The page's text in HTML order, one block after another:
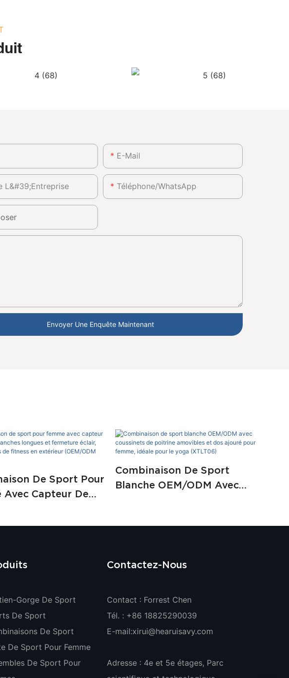
E-Mail
L&#39;entreprise Téléphone/WhatsApp
Envoyer Une Enquête Maintenant
De Sport Pour
Avec Capteur De
Éclair, Pour
Combinaison De Sport
Blanche OEM/ODM Avec
Pour Femme, Idéale Pour
Gorge De Sport
De Sport
De Sport
De Sport Pour Femme
De Sport Pour
Contactez-Nous
Contact : Forrest Chen
Tél. : +86 18825290039
E-mail:xirui@hearuisavy.com
Adresse : 4e et 5e étages, Parc